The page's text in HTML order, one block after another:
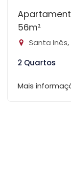
56m²
Santa Inês,
2 Quartos
Mais